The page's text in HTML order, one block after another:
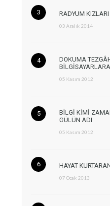
RADYUM KIZLARI
03 Aralık 2014
DOKUMA
05 Kasım 2012
BİLGİ KİMİ
GÜLÜN ADI
05 Kasım 2012
HAYAT
07 Ocak 2013